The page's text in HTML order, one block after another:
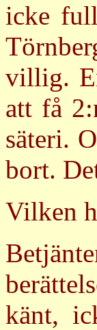
icke
villig.
att få
säteri.
bort.
Vilken
känt,